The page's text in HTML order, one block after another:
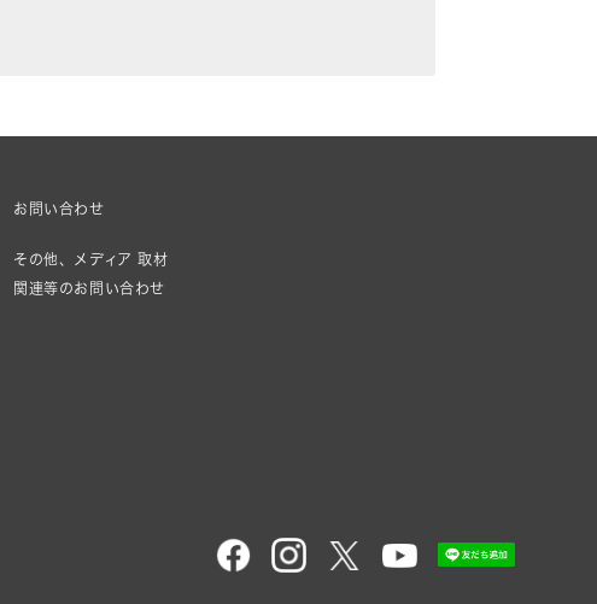
お問い合わせ
その他、メディア 取材
関連等のお問い合わせ